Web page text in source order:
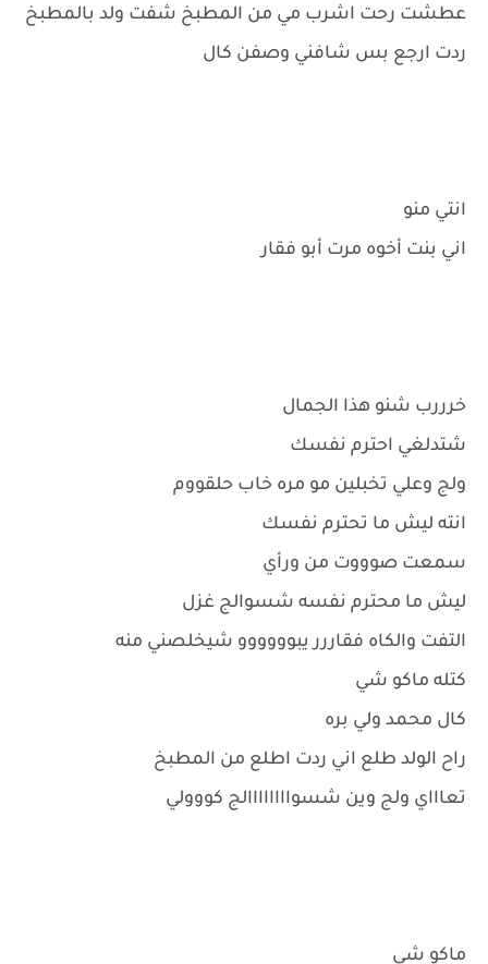
عطشت رحت اشرب مي من المطبخ شفت ولد بالمطبخ
ردت ارجع بس شافني وصفن كال
انتي منو
اني بنت أخوه مرت أبو فقار
خرررب شنو هذا الجمال
شتدلغي احترم نفسك
ولج وعلي تخبلين مو مره خاب حلقووم
انته ليش ما تحترم نفسك
سمعت صوووت من ورأي
ليش ما محترم نفسه شسوالج غزل
التفت والكاه فقاررر يبوووووو شيخلصني منه
كتله ماكو شي
كال محمد ولي بره
راح الولد طلع اني ردت اطلع من المطبخ
تعاااي ولج وين شسواااااااالج كووولي
ماكو شي